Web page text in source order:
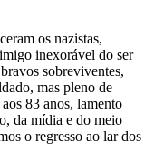
os nazistas,
inexorável do ser
bravos sobreviventes,
mas pleno de
83 anos, lamento
da mídia e do meio
o regresso ao lar dos